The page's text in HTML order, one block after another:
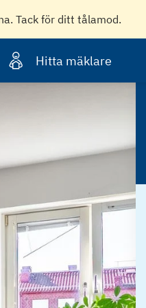
Tack för ditt tålamod.
Hitta mäklare